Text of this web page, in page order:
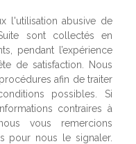
l'utilisation abusive de
sont collectés en
pendant l’expérience
de satisfaction. Nous
afin de traiter
possibles. Si
contraires à
vous remercions
pour nous le signaler.